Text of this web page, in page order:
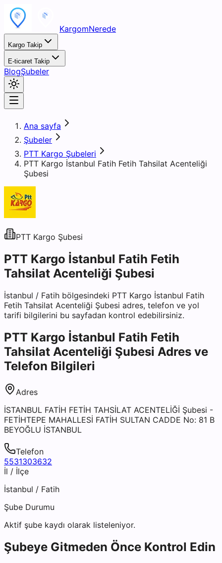
KargomNerede
Kargo Takip
E-ticaret Takip
BlogŞubeler
Ana sayfa
Şubeler
PTT Kargo Şubeleri
PTT Kargo İstanbul Fatih Fetih Tahsilat Acenteliği
Şubesi
PTT Kargo Şubesi
PTT Kargo İstanbul Fatih Fetih
Tahsilat Acenteliği Şubesi
İstanbul / Fatih bölgesindeki PTT Kargo İstanbul Fatih
Fetih Tahsilat Acenteliği Şubesi adres, telefon ve yol
tarifi bilgilerini bu sayfadan kontrol edebilirsiniz.
PTT Kargo İstanbul Fatih Fetih
Tahsilat Acenteliği Şubesi Adres ve
Telefon Bilgileri
Adres
İSTANBUL FATİH FETİH TAHSİLAT ACENTELİĞİ Şubesi -
FETİHTEPE MAHALLESİ FATİH SULTAN CADDE No: 81 B
BEYOĞLU İSTANBUL
Telefon
5531303632
İl / İlçe
İstanbul / Fatih
Şube Durumu
Aktif şube kaydı olarak listeleniyor.
Şubeye Gitmeden Önce Kontrol Edin